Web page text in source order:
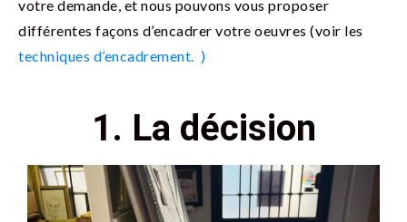
votre demande, et nous pouvons vous proposer
différentes façons d’encadrer votre oeuvres (voir les
techniques d’encadrement. )
1. La décision